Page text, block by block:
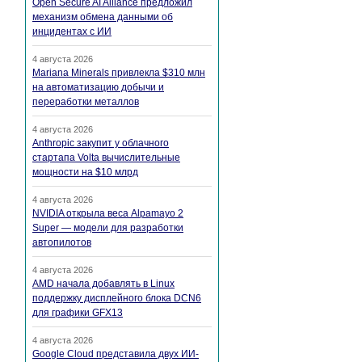
Open Secure AI Alliance предложил
механизм обмена данными об
инцидентах с ИИ
4 августа 2026
Mariana Minerals привлекла $310 млн
на автоматизацию добычи и
переработки металлов
4 августа 2026
Anthropic закупит у облачного
стартапа Volta вычислительные
мощности на $10 млрд
4 августа 2026
NVIDIA открыла веса Alpamayo 2
Super — модели для разработки
автопилотов
4 августа 2026
AMD начала добавлять в Linux
поддержку дисплейного блока DCN6
для графики GFX13
4 августа 2026
Google Cloud представила двух ИИ-